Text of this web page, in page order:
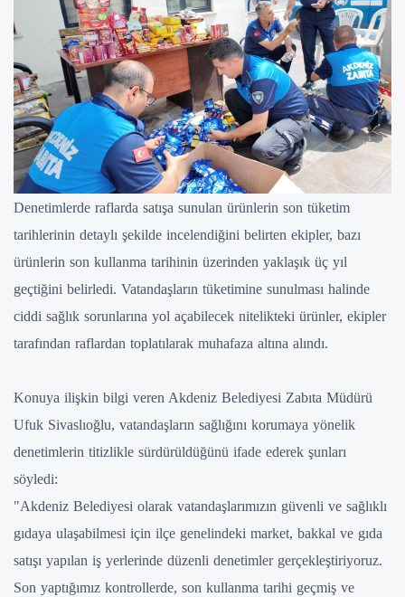
Denetimlerde raflarda satışa sunulan ürünlerin son tüketim
tarihlerinin detaylı şekilde incelendiğini belirten ekipler, bazı
ürünlerin son kullanma tarihinin üzerinden yaklaşık üç yıl
geçtiğini belirledi. Vatandaşların tüketimine sunulması halinde
ciddi sağlık sorunlarına yol açabilecek nitelikteki ürünler, ekipler
tarafından raflardan toplatılarak muhafaza altına alındı.
Konuya ilişkin bilgi veren Akdeniz Belediyesi Zabıta Müdürü
Ufuk Sivaslıoğlu, vatandaşların sağlığını korumaya yönelik
denetimlerin titizlikle sürdürüldüğünü ifade ederek şunları
söyledi:
"Akdeniz Belediyesi olarak vatandaşlarımızın güvenli ve sağlıklı
gıdaya ulaşabilmesi için ilçe genelindeki market, bakkal ve gıda
satışı yapılan iş yerlerinde düzenli denetimler gerçekleştiriyoruz.
Son yaptığımız kontrollerde, son kullanma tarihi geçmiş ve